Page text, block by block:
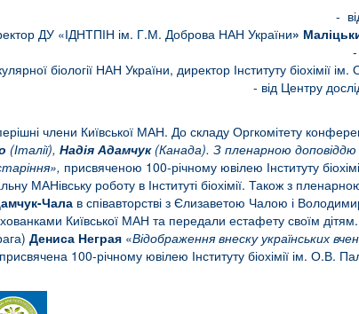
- від ДУ «ІДНТПІН ім.
ДУ «ІДНТПІН ім. Г.М. Доброва НАН України»
біохімії ім.
біології НАН України, директор Інституту біохімії
історії науки і
члени Київської МАН. До складу Оргкомітету
(Італії), Надія Адамчук(Канада). З пленарною
присвяченою 100-річному ювілею Інституту
МАНівську роботу в Інституті біохімії. Також з
Чала в співавторстві з Єлизаветою Чалою і
Київської МАН та передали естафету своїм
Дениса Неграя «Відображення внеску українських
100-річному ювілею Інституту біохімії ім. О.В.